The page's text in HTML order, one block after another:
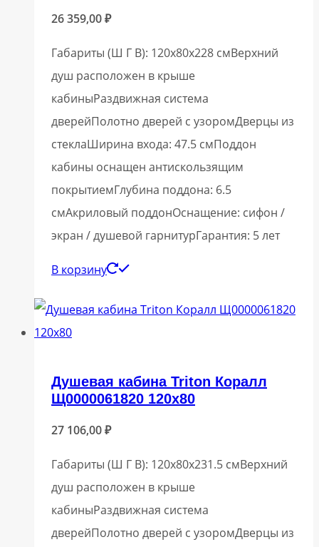
26 359,00₽
Габариты (Ш Г В): 120x80x228 смВерхний
душ расположен в крыше
кабиныРаздвижная система
дверейПолотно дверей с узоромДверцы из
стеклаШирина входа: 47.5 смПоддон
кабины оснащен антискользящим
покрытиемГлубина поддона: 6.5
смАкриловый поддонОснащение: сифон /
экран / душевой гарнитурГарантия: 5 лет
В корзину
Душевая кабина Triton Коралл
Щ0000061820 120х80
27 106,00₽
Габариты (Ш Г В): 120x80x231.5 смВерхний
душ расположен в крыше
кабиныРаздвижная система
дверейПолотно дверей с узоромДверцы из